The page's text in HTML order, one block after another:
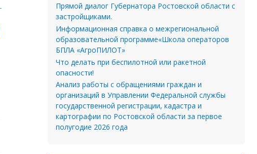
Прямой диалог Губернатора Ростовской области с
застройщиками.
Информационная справка о межрегиональной
образовательной программе«Школа операторов
БПЛА «АгроПИЛОТ»
Что делать при беспилотной или ракетной
опасности!
Анализ работы с обращениями граждан и
организаций в Управлении Федеральной службы
государственной регистрации, кадастра и
картографии по Ростовской области за первое
полугодие 2026 года